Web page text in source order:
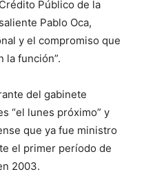
Público de la
Pablo Oca,
y el compromiso que
la función”.
del gabinete
“el lunes próximo” y
que ya fue ministro
el primer período de
2003.